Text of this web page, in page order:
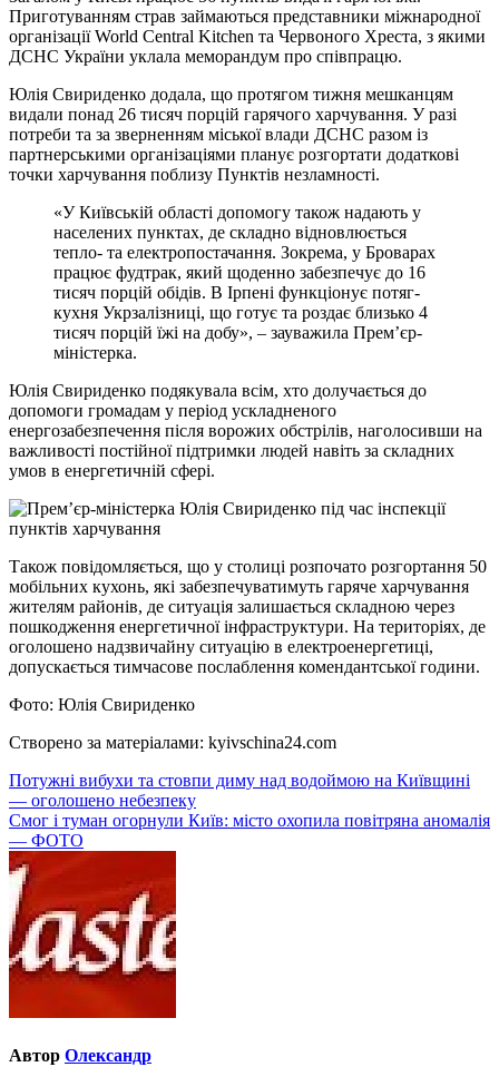
Приготуванням страв займаються представники міжнародної
організації World Central Kitchen та Червоного Хреста, з якими
ДСНС України уклала меморандум про співпрацю.
Юлія Свириденко додала, що протягом тижня мешканцям
видали понад 26 тисяч порцій гарячого харчування. У разі
потреби та за зверненням міської влади ДСНС разом із
партнерськими організаціями планує розгортати додаткові
точки харчування поблизу Пунктів незламності.
«У Київській області допомогу також надають у
населених пунктах, де складно відновлюється
тепло- та електропостачання. Зокрема, у Броварах
працює фудтрак, який щоденно забезпечує до 16
тисяч порцій обідів. В Ірпені функціонує потяг-
кухня Укрзалізниці, що готує та роздає близько 4
тисяч порцій їжі на добу», – зауважила Прем’єр-
міністерка.
Юлія Свириденко подякувала всім, хто долучається до
допомоги громадам у період ускладненого
енергозабезпечення після ворожих обстрілів, наголосивши на
важливості постійної підтримки людей навіть за складних
умов в енергетичній сфері.
Також повідомляється, що у столиці розпочато розгортання 50
мобільних кухонь, які забезпечуватимуть гаряче харчування
жителям районів, де ситуація залишається складною через
пошкодження енергетичної інфраструктури. На територіях, де
оголошено надзвичайну ситуацію в електроенергетиці,
допускається тимчасове послаблення комендантської години.
Фото: Юлія Свириденко
Створено за матеріалами: kyivschina24.com
Навігація
записів
Потужні вибухи та стовпи диму над водоймою на Київщині
— оголошено небезпеку
Смог і туман огорнули Київ: місто охопила повітряна аномалія
— ФОТО
Автор Олександр